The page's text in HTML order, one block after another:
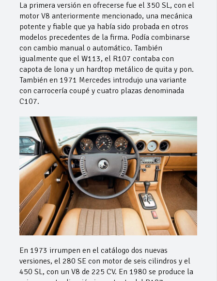
La primera versión en ofrecerse fue el 350 SL, con el
motor V8 anteriormente mencionado, una mecánica
potente y fiable que ya había sido probada en otros
modelos precedentes de la firma. Podía combinarse
con cambio manual o automático. También
igualmente que el W113, el R107 contaba con
capota de lona y un hardtop metálico de quita y pon.
También en 1971 Mercedes introdujo una variante
con carrocería coupé y cuatro plazas denominada
C107.
En 1973 irrumpen en el catálogo dos nuevas
versiones, el 280 SE con motor de seis cilindros y el
450 SL, con un V8 de 225 CV. En 1980 se produce la